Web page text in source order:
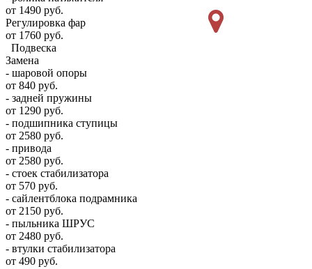
от 1490 руб.
Регулировка фар
от 1760 руб.
Подвеска
Замена
- шаровой опоры
от 840 руб.
- задней пружины
от 1290 руб.
- подшипника ступицы
от 2580 руб.
- привода
от 2580 руб.
- стоек стабилизатора
от 570 руб.
- сайлентблока подрамника
от 2150 руб.
- пыльника ШРУС
от 2480 руб.
- втулки стабилизатора
от 490 руб.